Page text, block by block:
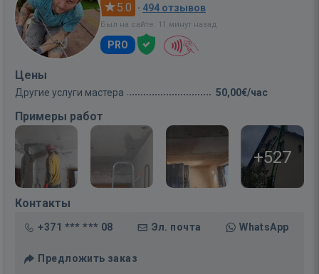
5.0 · 494 отзывов
Был на сайте: 11 минут назад
PRO
Цены
Другие услуги мастера 50,00€/час
Примеры работ
+527
Контакты
+371 *** *** 08 Эл. почта WhatsApp
Предложить заказ